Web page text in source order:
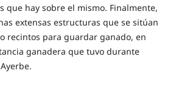
que hay sobre el mismo. Finalmente,
extensas estructuras que se sitúan
recintos para guardar ganado, en
ganadera que tuvo durante